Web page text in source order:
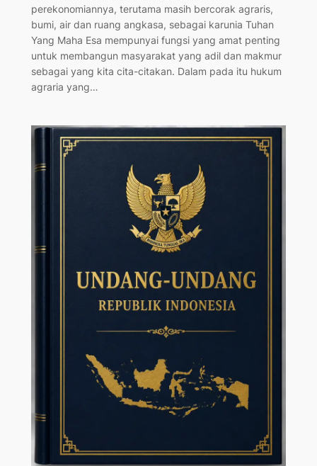
perekonomiannya, terutama masih bercorak agraris,
bumi, air dan ruang angkasa, sebagai karunia Tuhan
Yang Maha Esa mempunyai fungsi yang amat penting
untuk membangun masyarakat yang adil dan makmur
sebagai yang kita cita-citakan. Dalam pada itu hukum
agraria yang…